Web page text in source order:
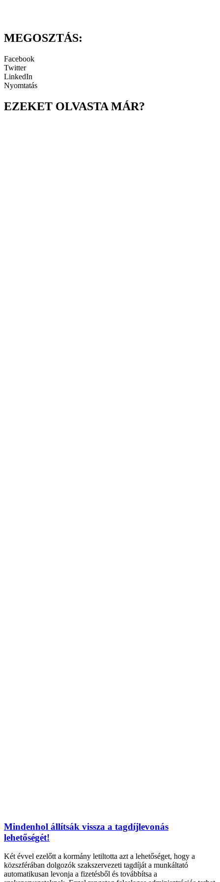
MEGOSZTÁS:
Facebook
Twitter
LinkedIn
Nyomtatás
EZEKET OLVASTA MÁR?
Mindenhol állítsák vissza a tagdíjlevonás
lehetőségét!
Két évvel ezelőtt a kormány letiltotta azt a lehetőséget, hogy a
közszférában dolgozók szakszervezeti tagdíját a munkáltató
automatikusan levonja a fizetésből és továbbítsa a